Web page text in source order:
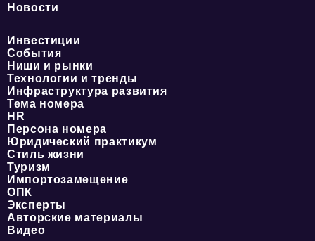
Новости
Инвестиции
События
Ниши и рынки
Технологии и тренды
Инфраструктура развития
Тема номера
HR
Персона номера
Юридический практикум
Стиль жизни
Туризм
Импортозамещение
ОПК
Эксперты
Авторские материалы
Видео